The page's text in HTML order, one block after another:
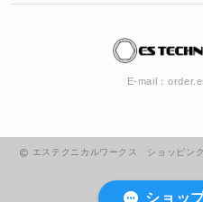
E-mail：
エステクニカルワークス ショッピン
ショッ